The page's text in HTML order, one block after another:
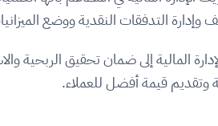
وإدارة التدفقات النقدية ووضع
المالية إلى ضمان تحقيق الربحية
وتقديم قيمة أفضل للعملاء.